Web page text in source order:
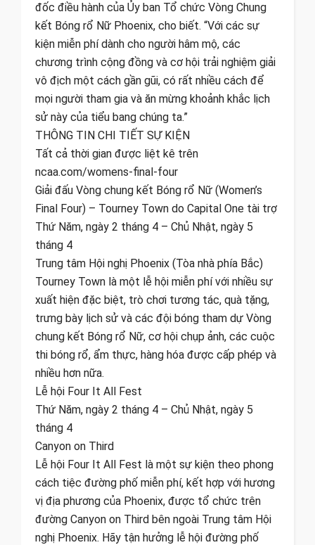
đốc điều hành của Ủy ban Tổ chức Vòng Chung
kết Bóng rổ Nữ Phoenix, cho biết. “Với các sự
kiện miễn phí dành cho người hâm mộ, các
chương trình cộng đồng và cơ hội trải nghiệm giải
vô địch một cách gần gũi, có rất nhiều cách để
mọi người tham gia và ăn mừng khoảnh khắc lịch
sử này của tiểu bang chúng ta.”
THÔNG TIN CHI TIẾT SỰ KIỆN
Tất cả thời gian được liệt kê trên
ncaa.com/womens-final-four
Giải đấu Vòng chung kết Bóng rổ Nữ (Women’s
Final Four) – Tourney Town do Capital One tài trợ
Thứ Năm, ngày 2 tháng 4 – Chủ Nhật, ngày 5
tháng 4
Trung tâm Hội nghị Phoenix (Tòa nhà phía Bắc)
Tourney Town là một lễ hội miễn phí với nhiều sự
xuất hiện đặc biệt, trò chơi tương tác, quà tặng,
trưng bày lịch sử và các đội bóng tham dự Vòng
chung kết Bóng rổ Nữ, cơ hội chụp ảnh, các cuộc
thi bóng rổ, ẩm thực, hàng hóa được cấp phép và
nhiều hơn nữa.
Lễ hội Four It All Fest
Thứ Năm, ngày 2 tháng 4 – Chủ Nhật, ngày 5
tháng 4
Canyon on Third
Lễ hội Four It All Fest là một sự kiện theo phong
cách tiệc đường phố miễn phí, kết hợp với hương
vị địa phương của Phoenix, được tổ chức trên
đường Canyon on Third bên ngoài Trung tâm Hội
nghị Phoenix. Hãy tận hưởng lễ hội đường phố